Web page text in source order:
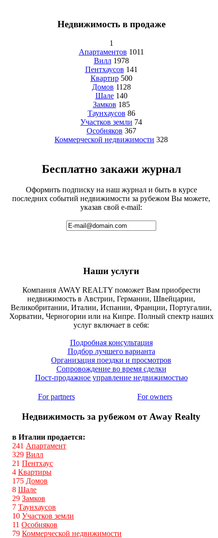
Недвижимость в продаже
1
Апартаментов 1011
Вилл 1978
Пентхаусов 141
Квартир 500
Домов 1128
Шале 140
Замков 185
Таунхаусов 86
Участков земли 74
Особняков 367
Коммерческой недвижимости 328
Бесплатно закажи журнал
Оформить подписку на наш журнал и быть в курсе
последних событий недвижимости за рубежом Вы можете,
указав свой e-mail:
Наши услуги
Компания AWAY REALTY поможет Вам приобрести
недвижимость в Австрии, Германии, Швейцарии,
Великобритании, Италии, Испании, Франции, Португалии,
Хорватии, Черногории или на Кипре. Полный спектр наших
услуг включает в себя:
Подробная консультация
Подбор лучшего варианта
Организация поездки и просмотров
Сопровождение во время сделки
Пост-продажное управление недвижимостью
For partners For owners
Недвижимость за рубежом от Away Realty
в Италии продается:
241 Апартамент
329 Вилл
21 Пентхаус
4 Квартиры
175 Домов
8 Шале
29 Замков
7 Таунхаусов
10 Участков земли
11 Особняков
79 Коммерческой недвижимости